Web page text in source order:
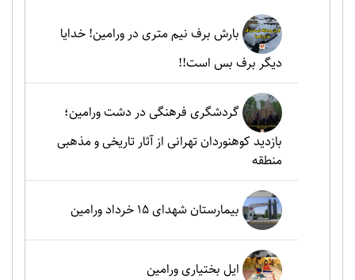
بارش برف نیم متری در ورامین! خدایا
دیگر برف بس است!!
گردشگری فرهنگی در دشت ورامین؛
بازدید کوهنوردان تهرانی از آثار تاریخی و مذهبی
منطقه
بیمارستان شهدای 15 خرداد ورامین
ایل بختیاری ورامین